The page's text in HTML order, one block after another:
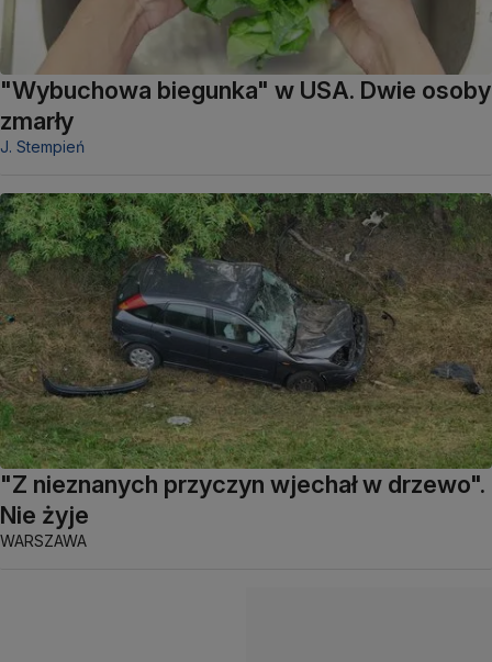
"Wybuchowa biegunka" w USA. Dwie osoby
zmarły
J. Stempień
"Z nieznanych przyczyn wjechał w drzewo".
Nie żyje
WARSZAWA